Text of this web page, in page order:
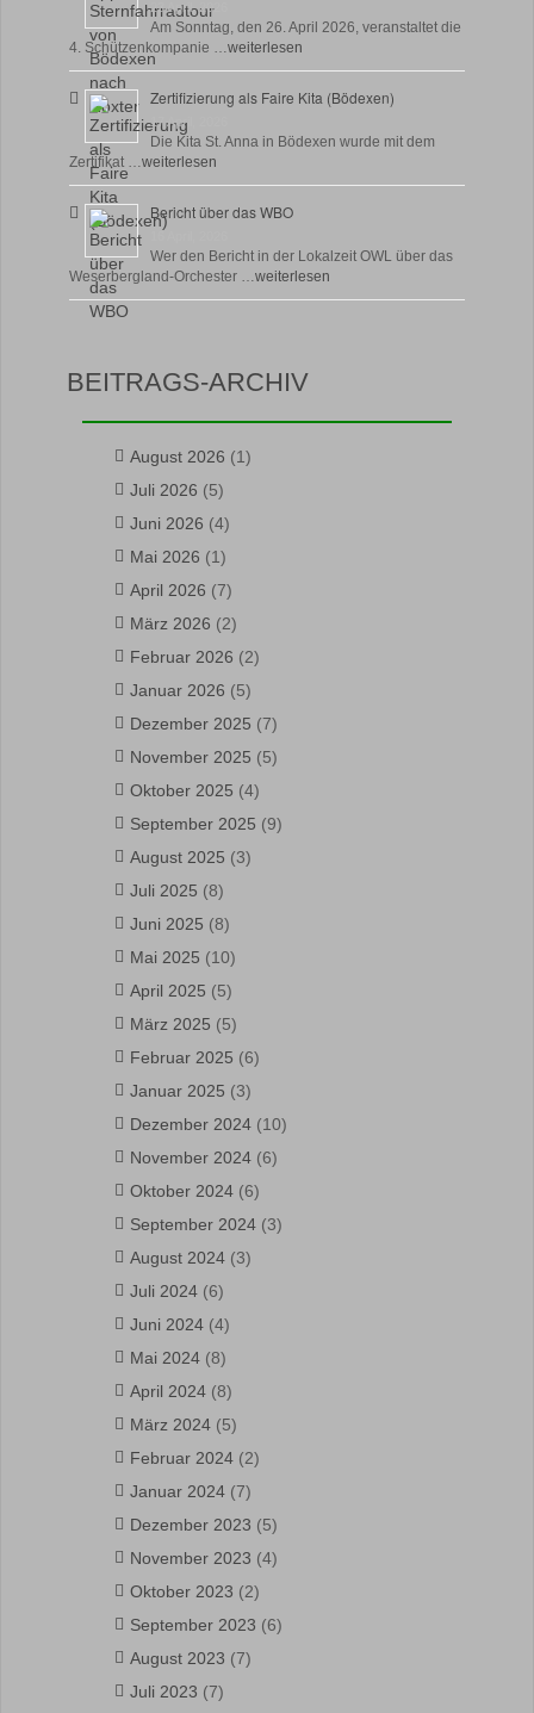
23 April, 2026
Am Sonntag, den 26. April 2026, veranstaltet die
4. Schützenkompanie …weiterlesen
Zertifizierung als Faire Kita (Bödexen)
17 April, 2026
Die Kita St. Anna in Bödexen wurde mit dem
Zertifikat …weiterlesen
Bericht über das WBO
Wer den Bericht in der Lokalzeit OWL über das
Weserbergland-Orchester …weiterlesen
BEITRAGS-ARCHIV
August 2026 (1)
Juli 2026 (5)
Juni 2026 (4)
Mai 2026 (1)
April 2026 (7)
März 2026 (2)
Februar 2026 (2)
Januar 2026 (5)
Dezember 2025 (7)
November 2025 (5)
Oktober 2025 (4)
September 2025 (9)
August 2025 (3)
Juli 2025 (8)
Juni 2025 (8)
Mai 2025 (10)
April 2025 (5)
März 2025 (5)
Februar 2025 (6)
Januar 2025 (3)
Dezember 2024 (10)
November 2024 (6)
Oktober 2024 (6)
September 2024 (3)
August 2024 (3)
Juli 2024 (6)
Juni 2024 (4)
Mai 2024 (8)
April 2024 (8)
März 2024 (5)
Februar 2024 (2)
Januar 2024 (7)
Dezember 2023 (5)
November 2023 (4)
Oktober 2023 (2)
September 2023 (6)
August 2023 (7)
Juli 2023 (7)